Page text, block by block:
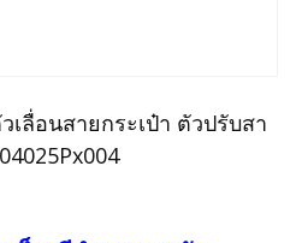
ลื่อนสายกระเป๋า ตัวปรับสา